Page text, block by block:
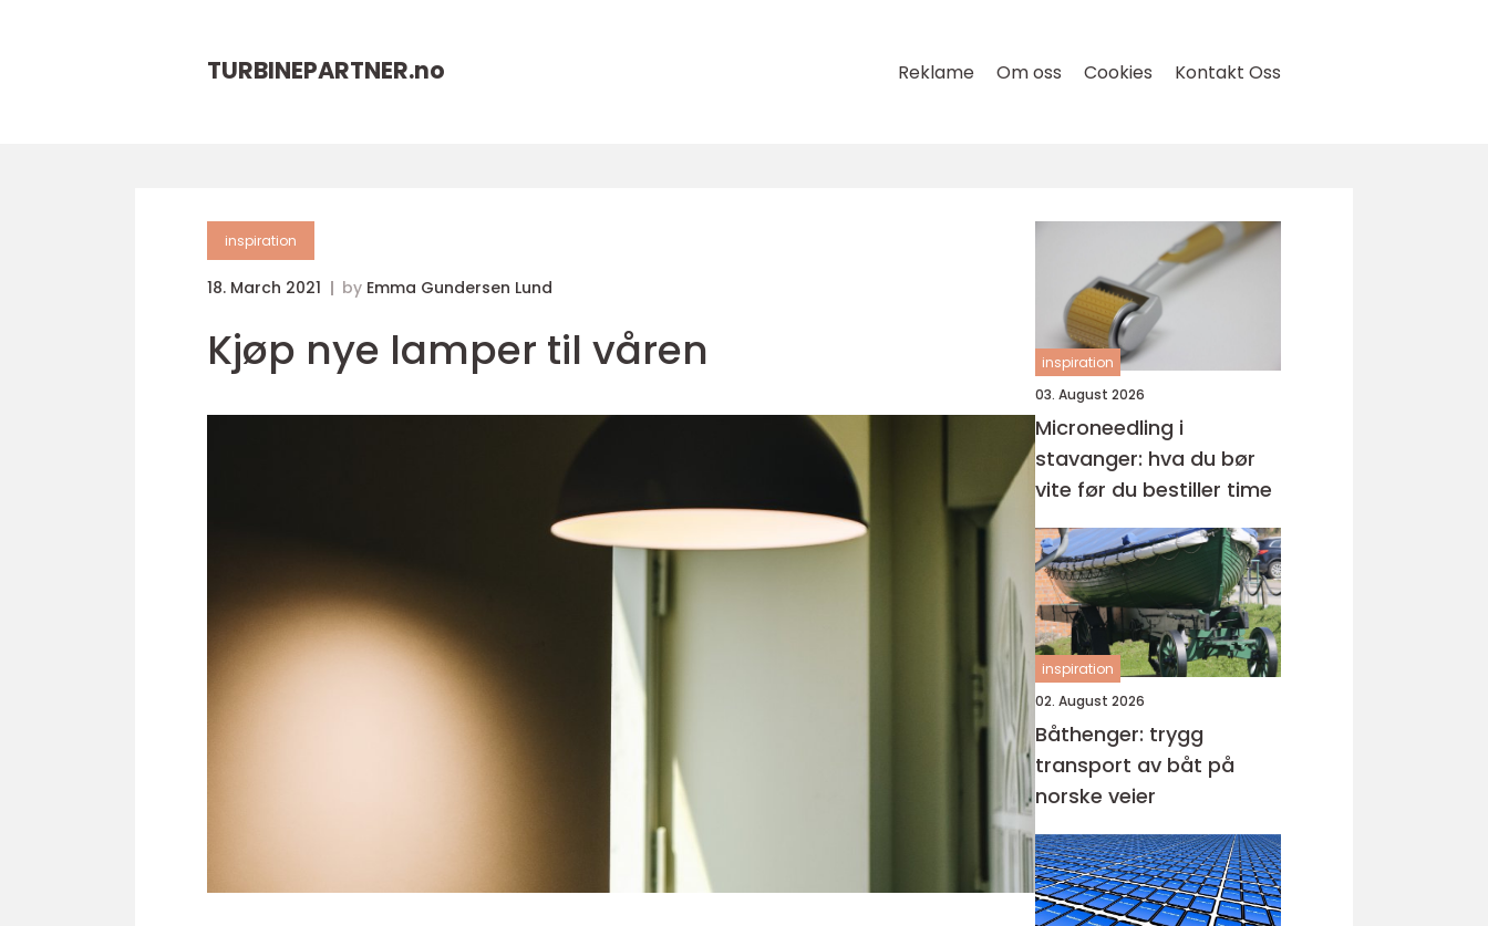
TURBINEPARTNER.no Reklame Om oss Cookies Kontakt Oss
inspiration
18. March 2021 by Emma Gundersen Lund
Kjøp nye lamper til våren
inspiration
03. August 2026
Microneedling i
stavanger: hva du bør
vite før du bestiller time
inspiration
02. August 2026
Båthenger: trygg
transport av båt på
norske veier